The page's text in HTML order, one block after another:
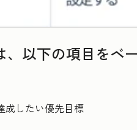
、以下の項目をベ
成したい優先目標